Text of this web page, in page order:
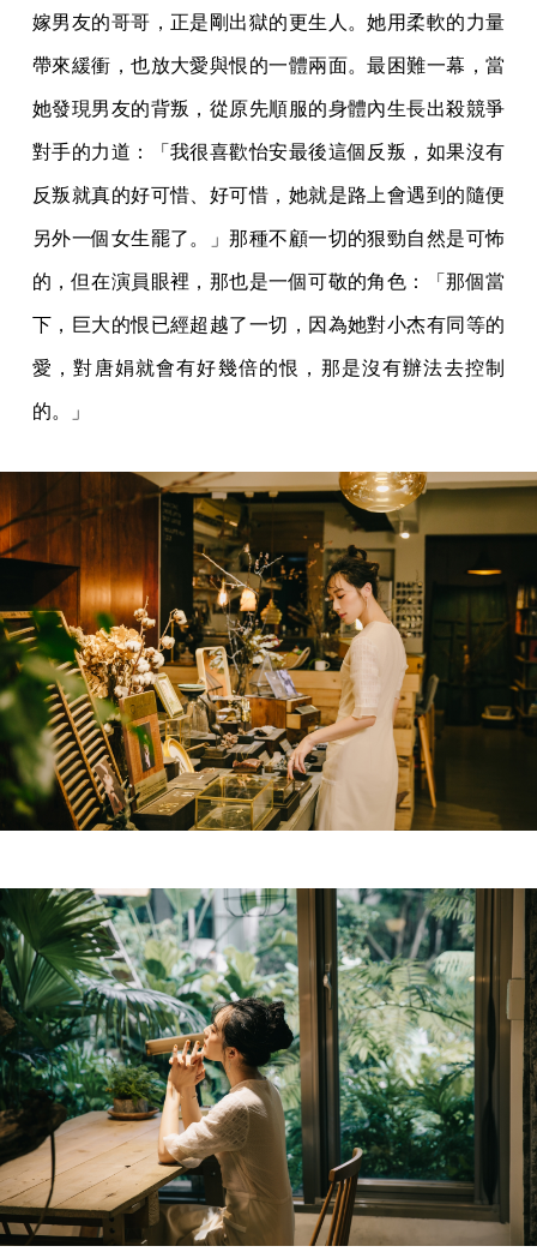
嫁男友的哥哥，正是剛出獄的更生人。她用柔軟的力量
帶來緩衝，也放大愛與恨的一體兩面。最困難一幕，當
她發現男友的背叛，從原先順服的身體內生長出殺競爭
對手的力道：「我很喜歡怡安最後這個反叛，如果沒有
反叛就真的好可惜、好可惜，她就是路上會遇到的隨便
另外一個女生罷了。」那種不顧一切的狠勁自然是可怖
的，但在演員眼裡，那也是一個可敬的角色：「那個當
下，巨大的恨已經超越了一切，因為她對小杰有同等的
愛，對唐娟就會有好幾倍的恨，那是沒有辦法去控制
的。」